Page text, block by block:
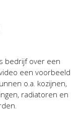
bedrijf over een
een voorbeeld
o.a. kozijnen,
radiatoren en